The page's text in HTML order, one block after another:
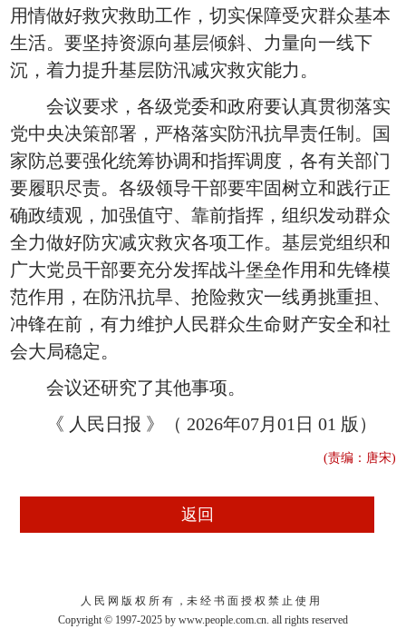
用情做好救灾救助工作，切实保障受灾群众基本
生活。要坚持资源向基层倾斜、力量向一线下
沉，着力提升基层防汛减灾救灾能力。
会议要求，各级党委和政府要认真贯彻落实
党中央决策部署，严格落实防汛抗旱责任制。国
家防总要强化统筹协调和指挥调度，各有关部门
要履职尽责。各级领导干部要牢固树立和践行正
确政绩观，加强值守、靠前指挥，组织发动群众
全力做好防灾减灾救灾各项工作。基层党组织和
广大党员干部要充分发挥战斗堡垒作用和先锋模
范作用，在防汛抗旱、抢险救灾一线勇挑重担、
冲锋在前，有力维护人民群众生命财产安全和社
会大局稳定。
会议还研究了其他事项。
《 人民日报 》（ 2026年07月01日 01 版）
(责编：唐宋)
人 民 网 版 权 所 有 ，未 经 书 面 授 权 禁 止 使 用
Copyright © 1997-2025 by www.people.com.cn. all rights reserved